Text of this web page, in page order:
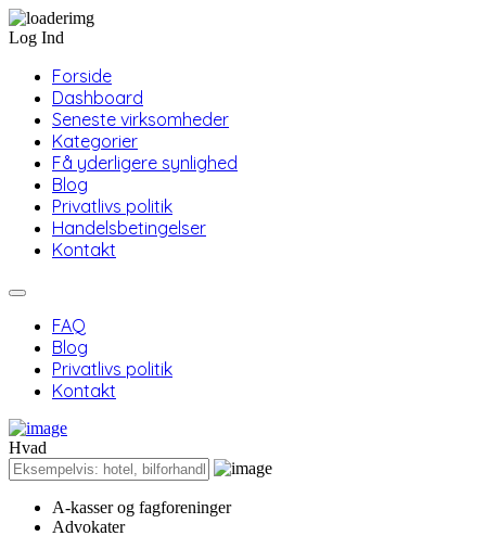
Log Ind
Forside
Dashboard
Seneste virksomheder
Kategorier
Få yderligere synlighed
Blog
Privatlivs politik
Handelsbetingelser
Kontakt
FAQ
Blog
Privatlivs politik
Kontakt
Hvad
A-kasser og fagforeninger
Advokater